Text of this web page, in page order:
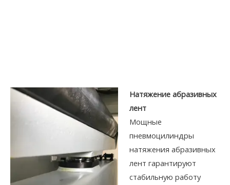
Натяжение абразивных
лент
Мощные
пневмоцилиндры
натяжения абразивных
лент гарантируют
стабильную работу